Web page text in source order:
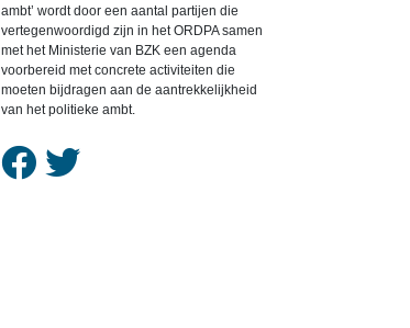
ambt’ wordt door een aantal partijen die
vertegenwoordigd zijn in het ORDPA samen
met het Ministerie van BZK een agenda
voorbereid met concrete activiteiten die
moeten bijdragen aan de aantrekkelijkheid
van het politieke ambt.